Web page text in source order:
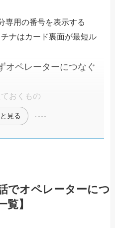
専用の番号を表示する
ナはカード裏面が最短ル
オペレーターにつなぐ
おくもの
見る
でオペレーターにつ
】